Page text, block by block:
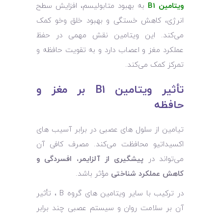
ویتامین B1
به بهبود متابولیسم، افزایش سطح
انرژی، کاهش خستگی و بهبود خلق ‌و‌خو کمک
می‌کند. این ویتامین نقش مهمی در حفظ
عملکرد مغز و اعصاب دارد و به تقویت حافظه و
تمرکز کمک می‌کند.
تأثیر ویتامین B1 بر مغز و
حافظه
تیامین از سلول‌ های عصبی در برابر آسیب ‌های
اکسیداتیو محافظت می‌کند. مصرف کافی آن
می‌تواند در پیشگیری از آلزایمر، افسردگی و
کاهش عملکرد شناختی مؤثر باشد.
در ترکیب با سایر ویتامین ‌های گروه B ، تأثیر
آن بر سلامت روان و سیستم عصبی چند برابر